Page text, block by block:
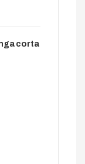
corta